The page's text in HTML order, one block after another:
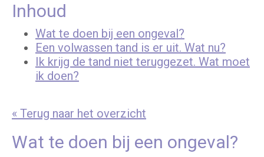
Inhoud
Wat te doen bij een ongeval?
Een volwassen tand is er uit. Wat nu?
Ik krijg de tand niet teruggezet. Wat moet
ik doen?
« Terug naar het overzicht
Wat te doen bij een ongeval?